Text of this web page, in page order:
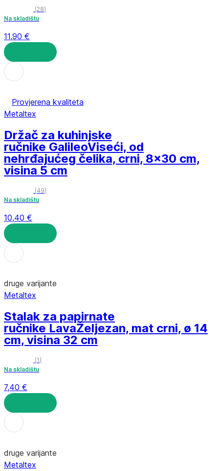
(28)
Na skladištu
11,90 €
U KOŠARICU
Provjerena kvaliteta
Metaltex
Držač za kuhinjske
ručnike GalileoViseći, od
nehrđajućeg čelika, crni, 8x30 cm,
visina 5 cm
(49)
Na skladištu
10,40 €
U KOŠARICU
druge varijante
Metaltex
Stalak za papirnate
ručnike LavaŽeljezan, mat crni, ø 14
cm, visina 32 cm
(1 )
Na skladištu
7,40 €
U KOŠARICU
druge varijante
Metaltex